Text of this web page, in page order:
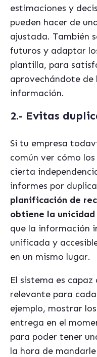
estimaciones y
pueden hacer de
ajustada. También
futuros y adaptar
plantilla, para
aprovechándote de
información.
2.- Evitas
Si tu empresa
común ver cómo
cierta
informes por
planificación de
obtiene la
que la información
unificada y
en un mismo lugar.
El sistema es
relevante para
ejemplo, mostrar
entrega en el
para poder tener
la hora de